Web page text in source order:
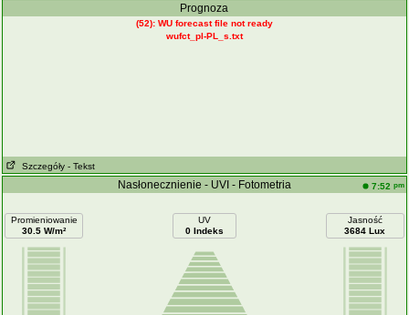
Prognoza
(52): WU forecast file not ready
wufct_pl-PL_s.txt
Szczegóły - Tekst
Nasłonecznienie - UVI - Fotometria 7:52 pm
Promieniowanie
30.5 W/m²
UV
0 Indeks
Jasność
3684 Lux